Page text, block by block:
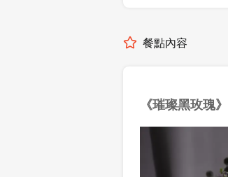
餐點內容
《璀璨黑玫瑰